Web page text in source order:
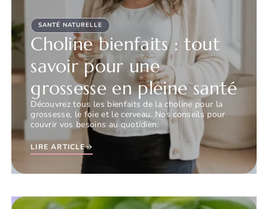
SANTÉ NATURELLE
Choline bienfaits : tout
savoir pour une
grossesse en pleine santé
Découvrez tous les bienfaits de la choline pour la
grossesse, le foie et le cerveau. Nos conseils pour
couvrir vos besoins au quotidien.
LIRE ARTICLE